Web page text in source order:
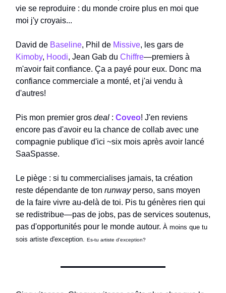
vie se reproduire : du monde croire plus en moi que
moi j'y croyais...
David de Baseline, Phil de Missive, les gars de
Kimoby, Hoodi, Jean Gab du Chiffre—premiers à
m'avoir fait confiance. Ça a payé pour eux. Donc ma
confiance commerciale a monté, et j'ai vendu à
d'autres!
Pis mon premier gros deal : Coveo! J'en reviens
encore pas d'avoir eu la chance de collab avec une
compagnie publique d'ici ~six mois après avoir lancé
SaaSpasse.
Le piège : si tu commercialises jamais, ta création
reste dépendante de ton runwayperso, sans moyen
de la faire vivre au-delà de toi. Pis tu génères rien qui
se redistribue—pas de jobs, pas de services soutenus,
pas d'opportunités pour le monde autour. À moins que tu
sois artiste d'exception. Es-tu artiste d'exception?